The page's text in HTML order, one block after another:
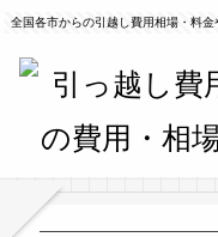
全国各市からの引越し費用相場・料